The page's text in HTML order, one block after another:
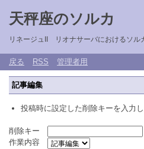
天秤座のソルカ
リネージュII リオナサーバにおけるソル
戻る RSS 管理者用
記事編集
投稿時に設定した削除キーを入力し
削除キー
作業内容